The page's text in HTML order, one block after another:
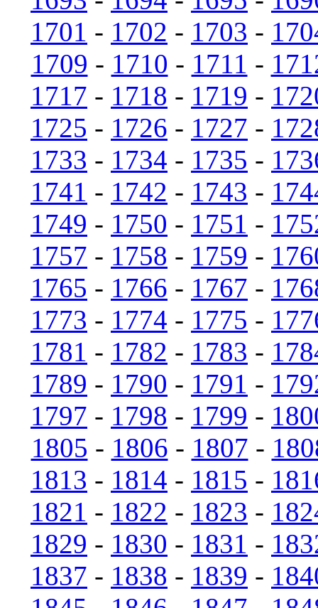
1701 - 1702 - 1703 -
1709 - 1710 - 1711 -
1717 - 1718 - 1719 -
1725 - 1726 - 1727 -
1733 - 1734 - 1735 -
1741 - 1742 - 1743 -
1749 - 1750 - 1751 -
1757 - 1758 - 1759 -
1765 - 1766 - 1767 -
1773 - 1774 - 1775 -
1781 - 1782 - 1783 -
1789 - 1790 - 1791 -
1797 - 1798 - 1799 -
1805 - 1806 - 1807 -
1813 - 1814 - 1815 -
1821 - 1822 - 1823 -
1829 - 1830 - 1831 -
1837 - 1838 - 1839 -